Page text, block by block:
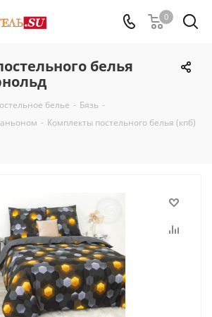
0
белья
белье - Бязь -
- Комплекты постельного белья (кпб)